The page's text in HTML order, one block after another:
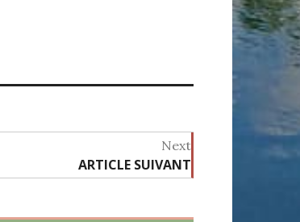
Next
post:
ARTICLE SUIVANT